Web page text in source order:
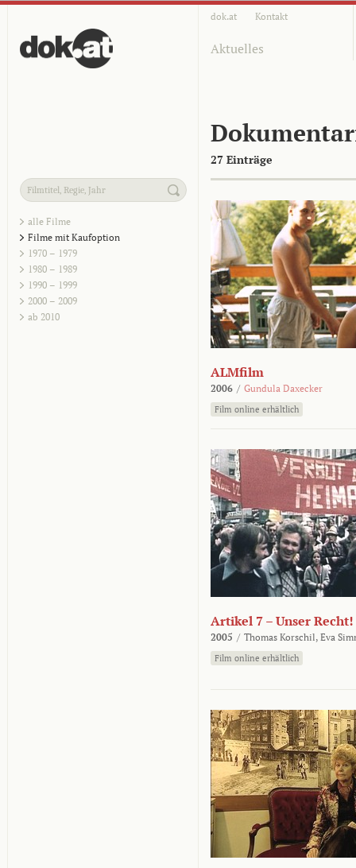
dok.at Kontakt
Aktuelles
27 Einträge
alle Filme
Filme mit Kaufoption
1970 – 1979
1980 – 1989
1990 – 1999
2000 – 2009
ab 2010
ALMfilm
2006 / Gundula Daxecker
Film online erhältlich
Artikel 7 – Unser Recht!
2005 / Thomas Korschil, Eva
Film online erhältlich